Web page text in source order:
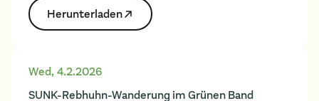
Herunter­laden
Wed, 4.2.2026
SUNK-Rebhuhn-Wanderung im Grünen Band